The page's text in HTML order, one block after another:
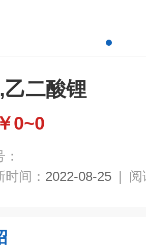
二酸锂
￥0~0
时间： 2022-08-25 | 阅